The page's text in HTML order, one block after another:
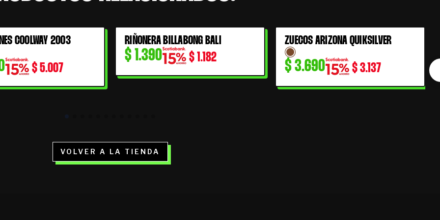
COOLWAY 2003
$5.007
RIÑONERA BILLABONG BALI
$1.390 $1.182
ZUECOS ARIZONA QUIKSILVER
$3.690 $3.137
VOLVER A LA TIENDA